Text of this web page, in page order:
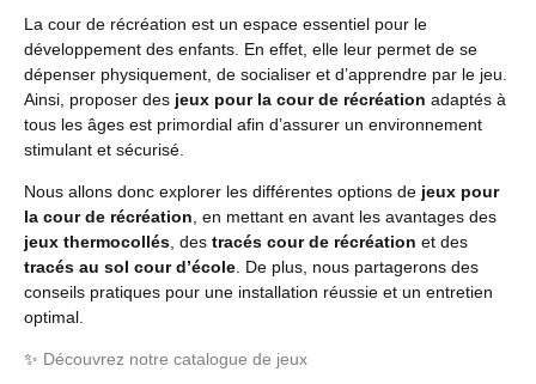
La cour de récréation est un espace essentiel pour le
développement des enfants. En effet, elle leur permet de se
dépenser physiquement, de socialiser et d’apprendre par le jeu.
Ainsi, proposer des jeux pour la cour de récréation adaptés à
tous les âges est primordial afin d’assurer un environnement
stimulant et sécurisé.
Nous allons donc explorer les différentes options de jeux pour
la cour de récréation , en mettant en avant les avantages des
jeux thermocollés , des tracés cour de récréation et des
tracés au sol cour d’école . De plus, nous partagerons des
conseils pratiques pour une installation réussie et un entretien
optimal.
✨ Découvrez notre catalogue de jeux